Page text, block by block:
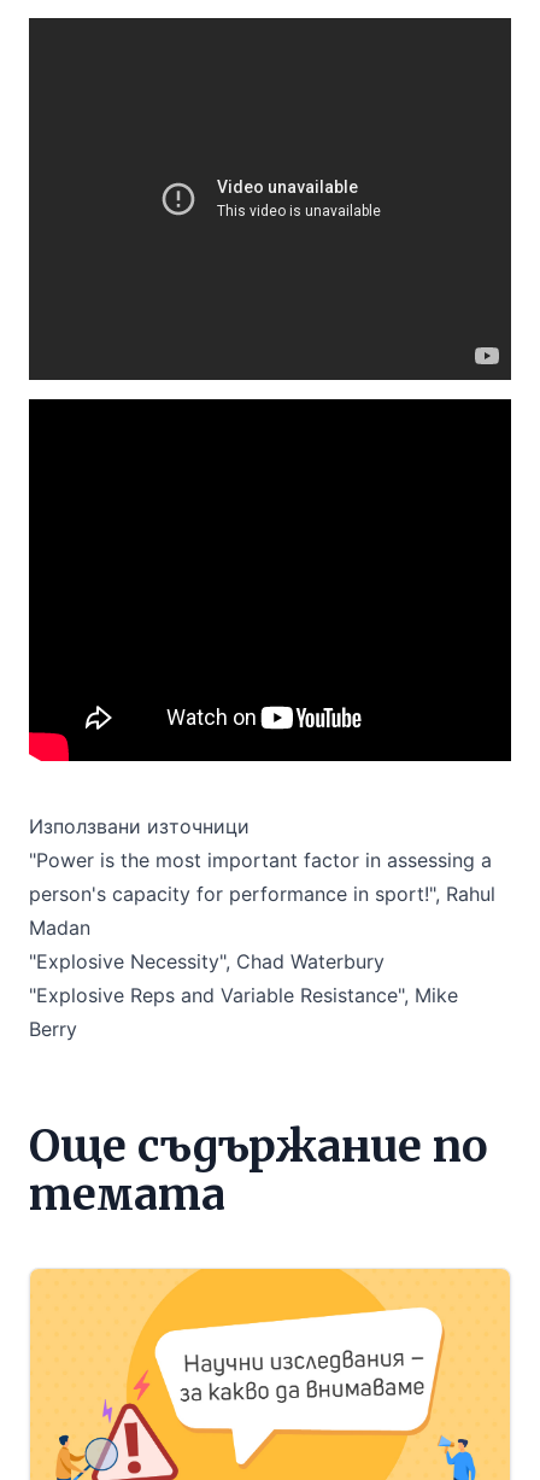
Използвани източници
"Power is the most important factor in assessing a
person's capacity for performance in sport!", Rahul
Madan
"Explosive Necessity", Chad Waterbury
"Explosive Reps and Variable Resistance", Мike
Berry
Още съдържание по
темата